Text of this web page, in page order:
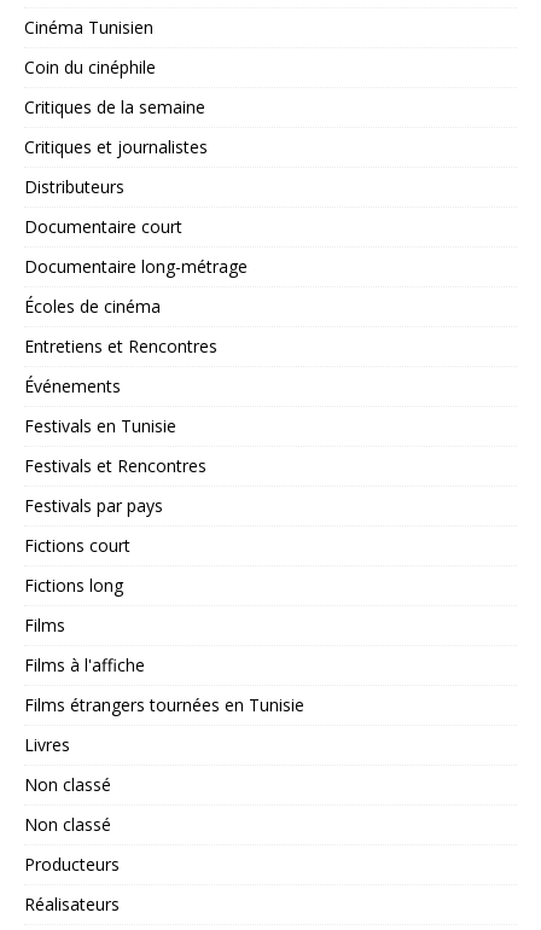
Cinéma Tunisien
Coin du cinéphile
Critiques de la semaine
Critiques et journalistes
Distributeurs
Documentaire court
Documentaire long-métrage
Écoles de cinéma
Entretiens et Rencontres
Événements
Festivals en Tunisie
Festivals et Rencontres
Festivals par pays
Fictions court
Fictions long
Films
Films à l'affiche
Films étrangers tournées en Tunisie
Livres
Non classé
Non classé
Producteurs
Réalisateurs